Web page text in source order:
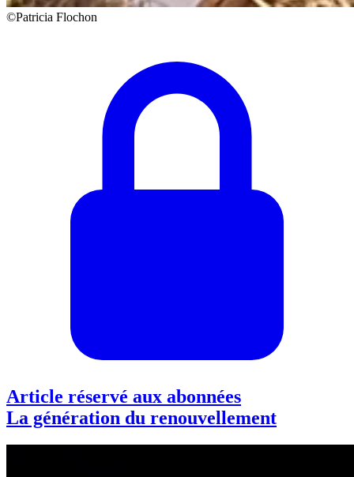
©Patricia Flochon
Article réservé aux abonnées
La génération du renouvellement